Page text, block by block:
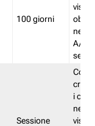
100 giorni
nel
A/B.
Sessione
i
nel